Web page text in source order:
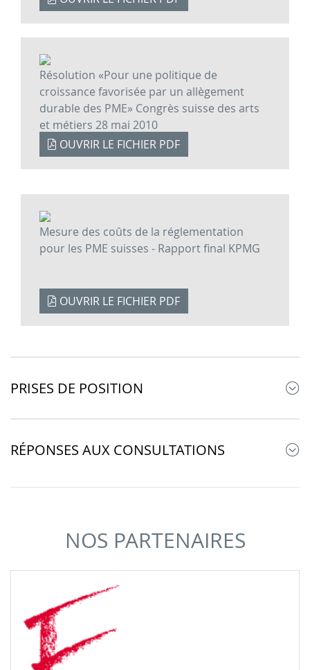
Résolution «Pour une politique de
croissance favorisée par un allègement
durable des PME» Congrès suisse des arts
et métiers 28 mai 2010
OUVRIR LE FICHIER PDF
Mesure des coûts de la réglementation
pour les PME suisses - Rapport final KPMG
OUVRIR LE FICHIER PDF
PRISES DE POSITION
RÉPONSES AUX CONSULTATIONS
NOS PARTENAIRES